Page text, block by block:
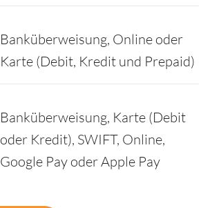
Banküberweisung, Online oder
Karte (Debit, Kredit und Prepaid)
Banküberweisung, Karte (Debit
oder Kredit), SWIFT, Online,
Google Pay oder Apple Pay